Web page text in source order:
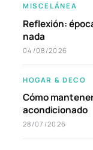
MISCELÁNEA
Reflexión:
nada
04/08/2026
HOGAR & DECO
Cómo
acondicionado
28/07/2026